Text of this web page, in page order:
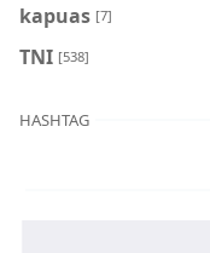
kapuas [7]
TNI [538]
HASHTAG